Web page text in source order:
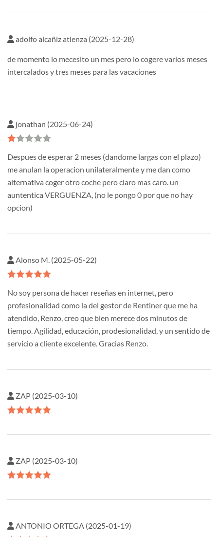
adolfo alcañiz atienza (2025-12-28)
de momento lo mecesito un mes pero lo cogere varios meses
intercalados y tres meses para las vacaciones
jonathan (2025-06-24)
Despues de esperar 2 meses (dandome largas con el plazo)
me anulan la operacion unilateralmente y me dan como
alternativa coger otro coche pero claro mas caro. un
auntentica VERGUENZA, (no le pongo 0 por que no hay
opcion)
Alonso M. (2025-05-22)
No soy persona de hacer reseñas en internet, pero
profesionalidad como la del gestor de Rentiner que me ha
atendido, Renzo, creo que bien merece dos minutos de
tiempo. Agilidad, educación, prodesionalidad, y un sentido de
servicio a cliente excelente. Gracias Renzo.
ZAP (2025-03-10)
ZAP (2025-03-10)
ANTONIO ORTEGA (2025-01-19)